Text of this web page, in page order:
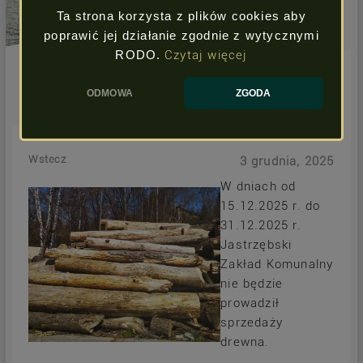
Ta strona korzysta z plików cookies aby
poprawić jej działanie zgodnie z wytycznymi
RODO. Czytaj więcej
ODMOWA ZGODA
Wstecz
3 grudnia, 2025
W dniach od
15.12.2025 r. do
31.12.2025 r.
Jastrzębski
Zakład Komunalny
nie będzie
prowadził
sprzedaży
drewna.